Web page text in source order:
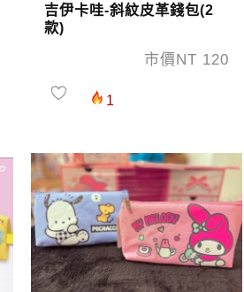
吉伊卡哇-斜紋皮革錢包(2
款)
市價NT 120
1